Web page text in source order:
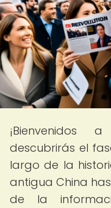
¡Bienvenidos
descubrirás el
largo de la
antigua China
de la